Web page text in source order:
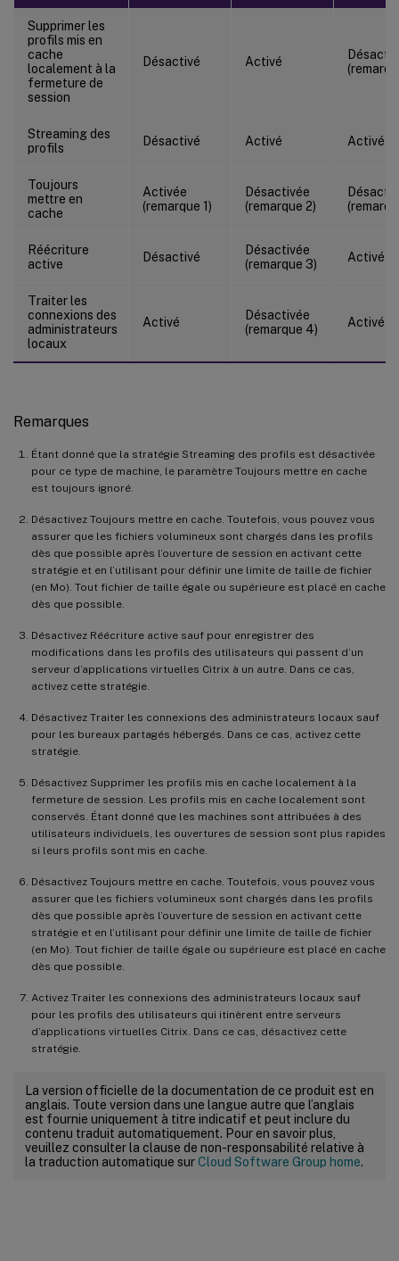
Supprimer les
profils mis en
cache
localement à la
fermeture de
session
Désactivé Activé
Streaming des
profils
Désactivé Activé Activé
Toujours
mettre en
cache
Activée
(remarque 1)
Désactivée
(remarque 2)
Réécriture
active
Désactivé
Désactivée
(remarque 3)
Activé
Traiter les
connexions des
administrateurs
locaux
Activé
Désactivée
(remarque 4)
Activé
Remarques
Étant donné que la stratégie Streaming des profils est désactivée
pour ce type de machine, le paramètre Toujours mettre en cache
est toujours ignoré.
Désactivez Toujours mettre en cache. Toutefois, vous pouvez vous
assurer que les fichiers volumineux sont chargés dans les profils
dès que possible après l’ouverture de session en activant cette
stratégie et en l’utilisant pour définir une limite de taille de fichier
(en Mo). Tout fichier de taille égale ou supérieure est placé en cache
dès que possible.
Désactivez Réécriture active sauf pour enregistrer des
modifications dans les profils des utilisateurs qui passent d’un
serveur d’applications virtuelles Citrix à un autre. Dans ce cas,
activez cette stratégie.
Désactivez Traiter les connexions des administrateurs locaux sauf
pour les bureaux partagés hébergés. Dans ce cas, activez cette
stratégie.
Désactivez Supprimer les profils mis en cache localement à la
fermeture de session. Les profils mis en cache localement sont
conservés. Étant donné que les machines sont attribuées à des
utilisateurs individuels, les ouvertures de session sont plus rapides
si leurs profils sont mis en cache.
Désactivez Toujours mettre en cache. Toutefois, vous pouvez vous
assurer que les fichiers volumineux sont chargés dans les profils
dès que possible après l’ouverture de session en activant cette
stratégie et en l’utilisant pour définir une limite de taille de fichier
(en Mo). Tout fichier de taille égale ou supérieure est placé en cache
dès que possible.
Activez Traiter les connexions des administrateurs locaux sauf
pour les profils des utilisateurs qui itinèrent entre serveurs
d’applications virtuelles Citrix. Dans ce cas, désactivez cette
stratégie.
La version officielle de la documentation de ce produit est en
anglais. Toute version dans une langue autre que l’anglais
est fournie uniquement à titre indicatif et peut inclure du
contenu traduit automatiquement. Pour en savoir plus,
veuillez consulter la clause de non-responsabilité relative à
la traduction automatique surCloud Software Group home.